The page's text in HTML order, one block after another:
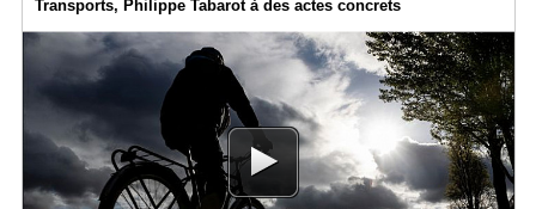
Transports, Philippe Tabarot à des actes concrets